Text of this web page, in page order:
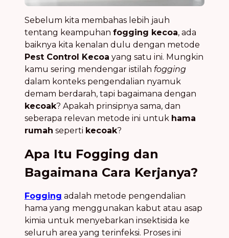
Sebelum kita membahas lebih jauh
tentang keampuhan fogging kecoa, ada
baiknya kita kenalan dulu dengan metode
Pest Control Kecoa yang satu ini. Mungkin
kamu sering mendengar istilah fogging
dalam konteks pengendalian nyamuk
demam berdarah, tapi bagaimana dengan
kecoak? Apakah prinsipnya sama, dan
seberapa relevan metode ini untuk hama
rumah seperti kecoak?
Apa Itu Fogging dan
Bagaimana Cara Kerjanya?
Fogging adalah metode pengendalian
hama yang menggunakan kabut atau asap
kimia untuk menyebarkan insektisida ke
seluruh area yang terinfeksi. Proses ini